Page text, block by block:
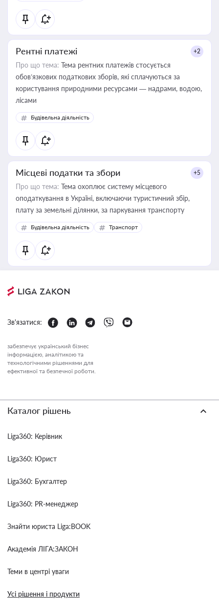
Рентні платежі +2
Про що тема: Тема рентних платежів стосується
обов’язкових податкових зборів, які сплачуються за
користування природними ресурсами — надрами, водою,
лісами
Будівельна діяльність
Місцеві податки та збори +5
Про що тема: Тема охоплює систему місцевого
оподаткування в Україні, включаючи туристичний збір,
плату за земельні ділянки, за паркування транспорту
Будівельна діяльність Транспорт
Зв'язатися:
забезпечує український бізнес
інформацією, аналітикою та
технологічними рішеннями для
ефективної та безпечної роботи.
Каталог рішень
Liga360: Керівник
Liga360: Юрист
Liga360: Бухгалтер
Liga360: PR-менеджер
Знайти юриста Liga:BOOK
Академія ЛІГА:ЗАКОН
Теми в центрі уваги
Усі рішення і продукти